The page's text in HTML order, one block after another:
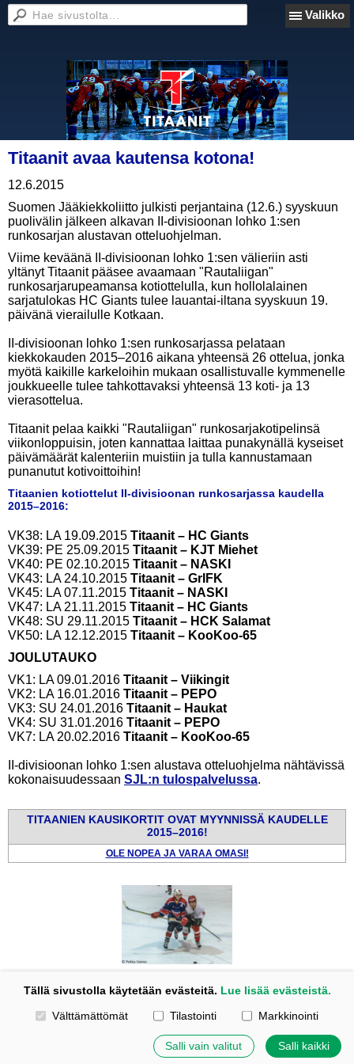
Valikko
Titaanit avaa kautensa kotona!
12.6.2015
Suomen Jääkiekkoliitto julkisti perjantaina (12.6.) syyskuun
puolivälin jälkeen alkavan II-divisioonan lohko 1:sen
runkosarjan alustavan otteluohjelman.
Viime keväänä II-divisioonan lohko 1:sen välieriin asti
yltänyt Titaanit pääsee avaamaan "Rautaliigan"
runkosarjarupeamansa kotiottelulla, kun hollolalainen
sarjatulokas HC Giants tulee lauantai-iltana syyskuun 19.
päivänä vierailulle Kotkaan.
II-divisioonan lohko 1:sen runkosarjassa pelataan
kiekkokauden 2015–2016 aikana yhteensä 26 ottelua, jonka
myötä kaikille karkeloihin mukaan osallistuvalle kymmenelle
joukkueelle tulee tahkottavaksi yhteensä 13 koti- ja 13
vierasottelua.
Titaanit pelaa kaikki "Rautaliigan" runkosarjakotipelinsä
viikonloppuisin, joten kannattaa laittaa punakynällä kyseiset
päivämäärät kalenteriin muistiin ja tulla kannustamaan
punanutut kotivoittoihin!
Titaanien kotiottelut II-divisioonan runkosarjassa kaudella
2015–2016:
VK38: LA 19.09.2015 Titaanit – HC Giants
VK39: PE 25.09.2015 Titaanit – KJT Miehet
VK40: PE 02.10.2015 Titaanit – NASKI
VK43: LA 24.10.2015 Titaanit – GrIFK
VK45: LA 07.11.2015 Titaanit – NASKI
VK47: LA 21.11.2015 Titaanit – HC Giants
VK48: SU 29.11.2015 Titaanit – HCK Salamat
VK50: LA 12.12.2015 Titaanit – KooKoo-65
JOULUTAUKO
VK1: LA 09.01.2016 Titaanit – Viikingit
VK2: LA 16.01.2016 Titaanit – PEPO
VK3: SU 24.01.2016 Titaanit – Haukat
VK4: SU 31.01.2016 Titaanit – PEPO
VK7: LA 20.02.2016 Titaanit – KooKoo-65
II-divisioonan lohko 1:sen alustava otteluohjelma nähtävissä
kokonaisuudessaan SJL:n tulospalvelussa.
TITAANIEN KAUSIKORTIT OVAT MYYNNISSÄ KAUDELLE
2015–2016!
OLE NOPEA JA VARAA OMASI!
kaudelta erittäin tutuksi tulleen PEPO:n kanssa.
Evästeet
2026 Titaanit – HK Titaanit ry | Tapiontie 69, 48600 Kotka
Tällä sivustolla käytetään evästeitä. Lue lisää evästeistä.
Valitse käytettävät evästeet
Välttämättömät Tilastointi Markkinointi
Salli vain valitut Salli kaikki